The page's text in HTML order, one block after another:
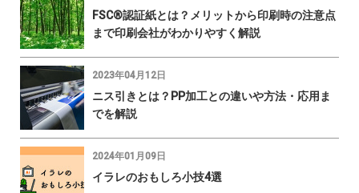
FSC®認証紙とは？メリットから印刷時の注意点
まで印刷会社がわかりやすく解説
2023年04月12日
ニス引きとは？PP加工との違いや方法・応用ま
でを解説
2024年01月09日
イラレのおもしろ小技4選